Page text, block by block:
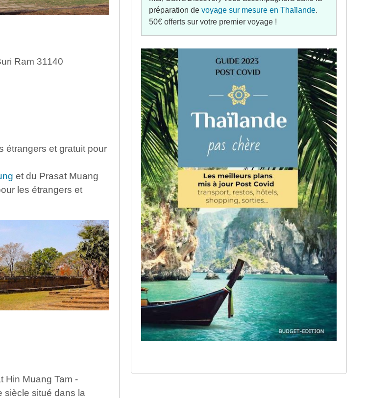
Ram 31140
étrangers et gratuit pour
et du Prasat Muang
les étrangers et
Hin Muang Tam -
siècle situé dans la
préparation devoyage sur mesure en Thaïlande.
50€ offerts sur votre premier voyage !